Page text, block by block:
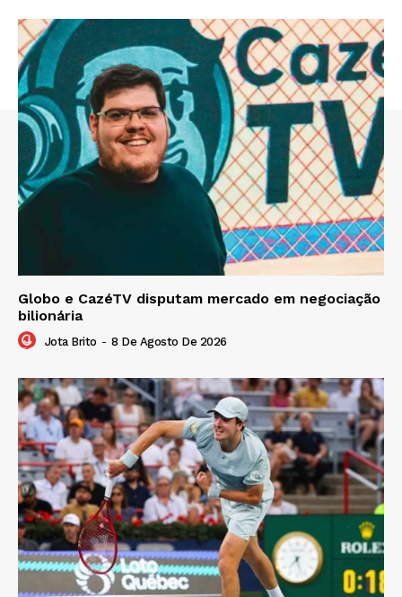
Globo e CazéTV disputam mercado em negociação
bilionária
Jota Brito - 8 De Agosto De 2026